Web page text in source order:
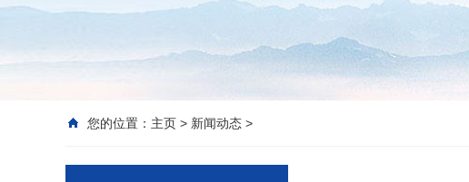
您的位置： 主页 > 新闻动态 >